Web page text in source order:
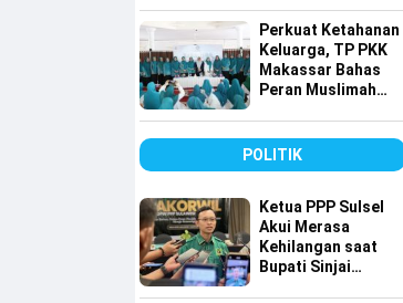
Perkuat Ketahanan
Keluarga, TP PKK
Makassar Bahas
Peran Muslimah
POLITIK
Ketua PPP Sulsel
Akui Merasa
Kehilangan saat
Bupati Sinjai